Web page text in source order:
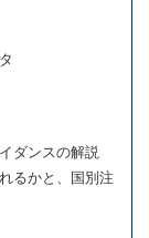
ダンスの解説
るかと、国別注